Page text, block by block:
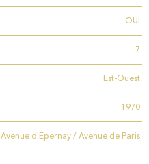
OUI
7
Est-Ouest
1970
Avenue d'Epernay / Avenue de Paris